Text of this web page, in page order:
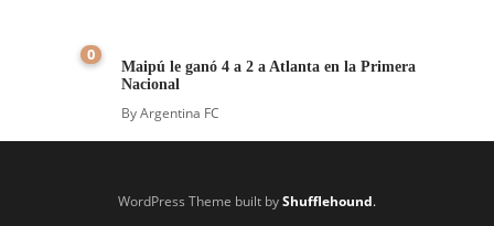
0
Maipú le ganó 4 a 2 a Atlanta en la Primera
Nacional
ByArgentina FC
WordPress Theme built byShufflehound.